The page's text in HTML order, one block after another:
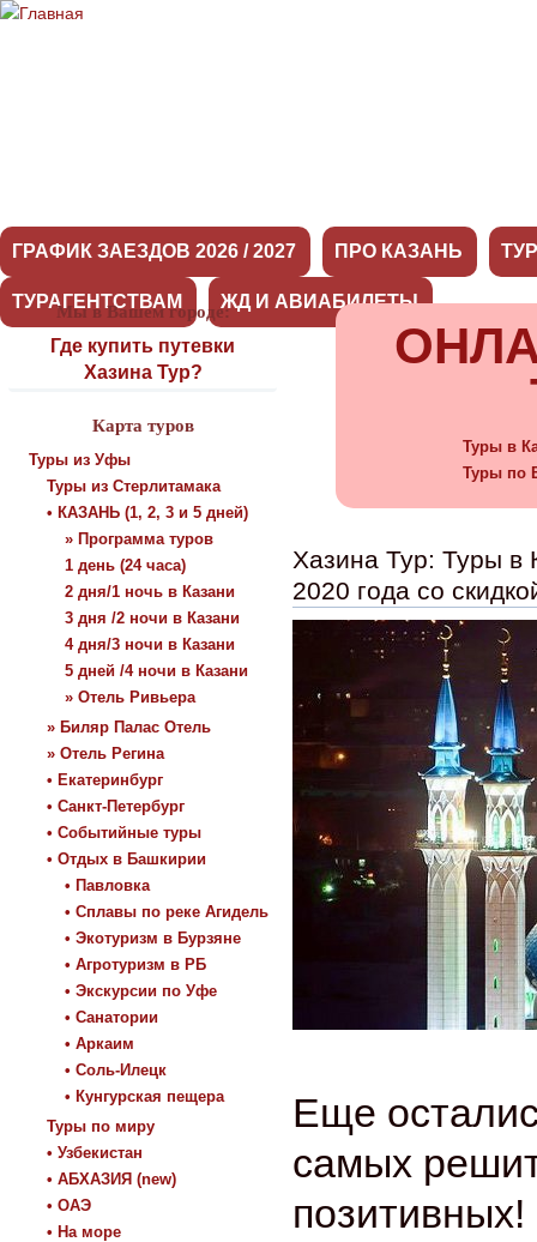
ГРАФИК ЗАЕЗДОВ 2026 / 2027 ПРО КАЗАНЬ
ТУРАГЕНТСТВАМ ЖД И АВИАБИЛЕТЫ
Мы в Вашем городе:
Где купить путевки
Хазина Тур?
Карта туров
Туры из Уфы
Туры из Стерлитамака
• КАЗАНЬ (1, 2, 3 и 5 дней)
» Программа туров
1 день (24 часа)
2 дня/1 ночь в Казани
3 дня /2 ночи в Казани
4 дня/3 ночи в Казани
5 дней /4 ночи в Казани
» Отель Ривьера
» Биляр Палас Отель
» Отель Регина
• Екатеринбург
• Санкт-Петербург
• Событийные туры
• Отдых в Башкирии
• Павловка
• Сплавы по реке Агидель
• Экотуризм в Бурзяне
• Агротуризм в РБ
• Экскурсии по Уфе
• Санатории
• Аркаим
• Соль-Илецк
• Кунгурская пещера
Туры по миру
• Узбекистан
• АБХАЗИЯ (new)
• ОАЭ
• На море
Туры в
Туры по
Хазина Тур: Туры в
2020 года со
Еще
самых
позитивных!